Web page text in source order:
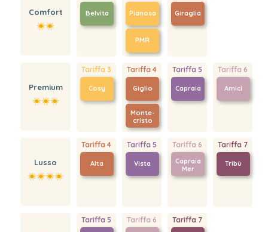
Comfort Belvita Pianosa
PMR
Giraglia
Premium
Tariffa 3
Cosy
Tariffa 4
Giglio
Monte-
cristo
Tariffa 5
Capraia
Tariffa 6
Amici
Lusso
Tariffa 4
Alta
Tariffa 5
Vista
Tariffa 6
Capraia
Mer
Tariffa 7
Tribù
Tariffa 5 Tariffa 6 Tariffa 7